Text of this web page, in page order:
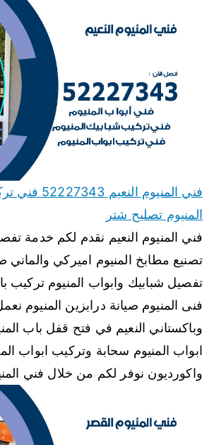
فني المنيوم
المنيوم تصليح شتر
فني المنيوم النعيم نقدم لكم خدمة
تصنيع مطابخ المنيوم اميركي والماني
تفصيل شبابيك وابواب المنيوم تركيب
فنى المنيوم صيانة درابزين المنيوم
وباكستاني النعيم في فتح قفل باب
ابواب المنيوم سحابة وتركيب ابواب
واكورديون نوفر لكم من خلال فني